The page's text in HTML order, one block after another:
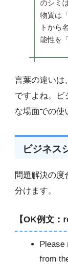
のシミ
物質は
トから
能性を
言葉の違いは
ですよね。ビ
な場面での使
ビジネス
問題解決の度
分けます。
【OK例文：
Please
from